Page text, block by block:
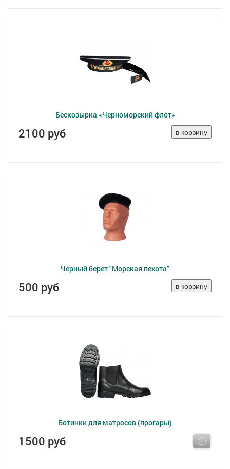
Бескозырка «Черноморский флот»
2100 руб
Черный берет "Морская пехота"
500 руб
Ботинки для матросов (прогары)
1500 руб